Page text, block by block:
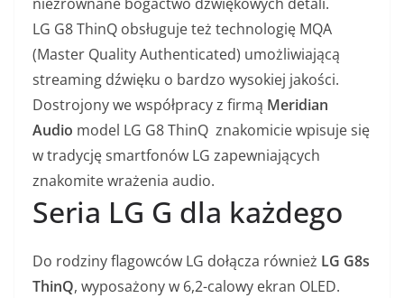
LG G8 ThinQ obsługuje też technologię MQA
(Master Quality Authenticated) umożliwiającą
streaming dźwięku o bardzo wysokiej jakości.
Dostrojony we współpracy z firmą Meridian
Audio model LG G8 ThinQ znakomicie wpisuje się
w tradycję smartfonów LG zapewniających
znakomite wrażenia audio.
Seria LG G dla każdego
Do rodziny flagowców LG dołącza również LG G8s
ThinQ, wyposażony w 6,2-calowy ekran OLED.